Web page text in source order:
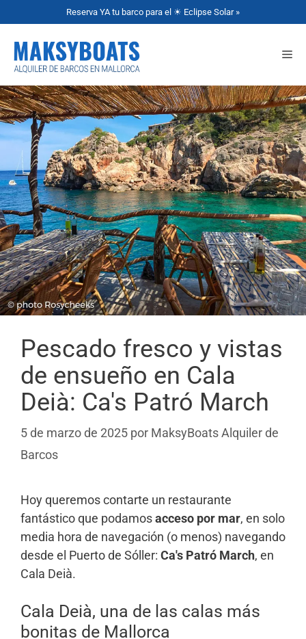
Reserva YA tu barco para el ☀ Eclipse Solar »
Pescado fresco y vistas
de ensueño en Cala
Deià: Ca's Patró March
5 de marzo de 2025 por MaksyBoats Alquiler de
Barcos
Hoy queremos contarte un restaurante
fantástico que podamosacceso por mar, en solo
media hora de navegación (o menos) navegando
desde el Puerto de Sóller: Ca's Patró March, en
Cala Deià.
Cala Deià, una de las calas más
bonitas de Mallorca